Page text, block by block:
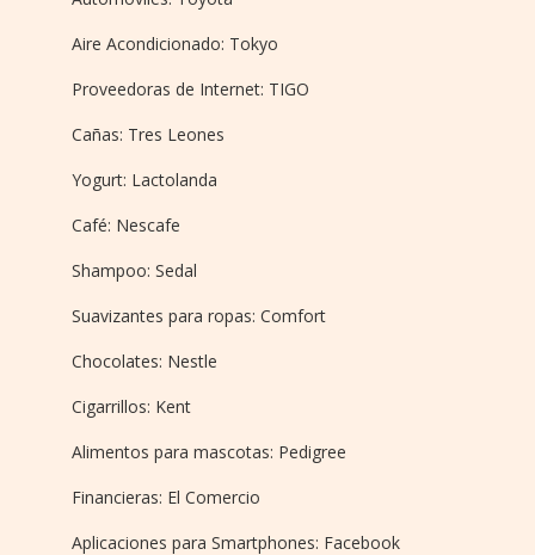
Aire Acondicionado: Tokyo
Proveedoras de Internet: TIGO
Cañas: Tres Leones
Yogurt: Lactolanda
Café: Nescafe
Shampoo: Sedal
Suavizantes para ropas: Comfort
Chocolates: Nestle
Cigarrillos: Kent
Alimentos para mascotas: Pedigree
Financieras: El Comercio
Aplicaciones para Smartphones: Facebook